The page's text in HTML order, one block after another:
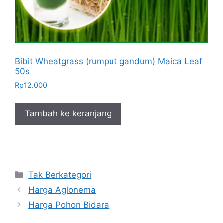
Bibit Wheatgrass (rumput gandum) Maica Leaf
50s
Rp12.000
Tambah ke keranjang
Kategori
Tak Berkategori
Harga Aglonema
Harga Pohon Bidara